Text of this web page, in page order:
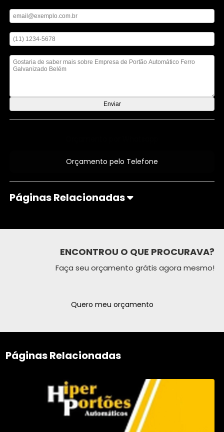
Orçamento pelo Telefone
Páginas Relacionadas
ENCONTROU O QUE PROCURAVA?
Faça seu orçamento grátis agora mesmo!
Quero meu orçamento
Páginas Relacionadas